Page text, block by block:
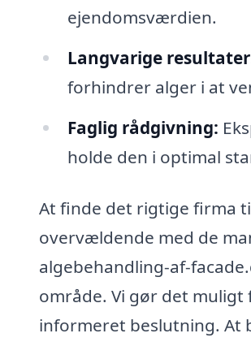
ejendomsværdien.
Langvarige
forhindrer alger i at
Faglig rådgivning:
holde den i optimal
At finde det rigtige firma
overvældende med de
algebehandling-af-
område. Vi gør det
informeret beslutning. At